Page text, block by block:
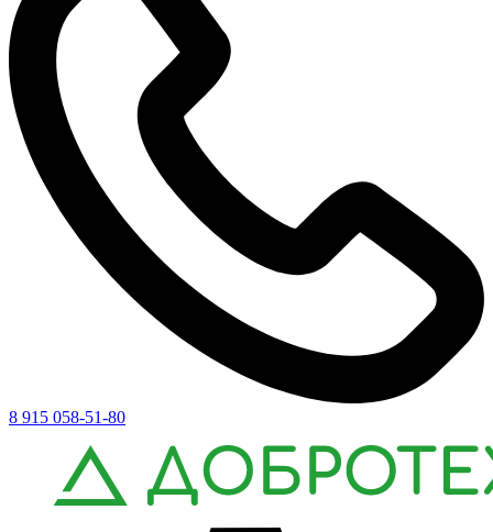
8 915 058-51-80